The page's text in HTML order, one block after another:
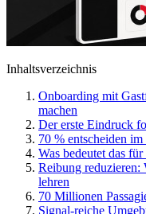
Inhaltsverzeichnis
Onboarding mit
machen
Der erste Eindruck
70 % entscheiden
Was bedeutet das
Reibung reduzieren:
lehren
70 Millionen
Signal-reiche